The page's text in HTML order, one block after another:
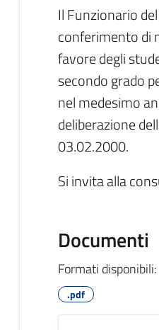
Il Funzionario
conferimento di
favore degli
secondo grado
nel medesimo
deliberazione
03.02.2000.
Si invita alla
Documenti
Formati disponibili:
.pdf